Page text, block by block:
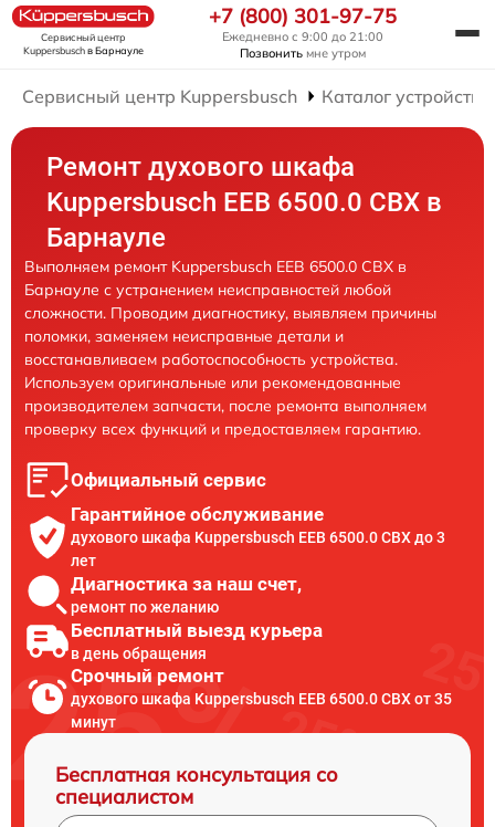
Сервисный центр
Kuppersbuschв Барнауле
+7 (800) 301-97-75
Ежедневно с 9:00 до 21:00
Позвонить мне утром
Сервисный центр Kuppersbusch Каталог устройств
Ремонт духового шкафа
Kuppersbusch EEB 6500.0 CBX в
Барнауле
Выполняем ремонт Kuppersbusch EEB 6500.0 CBX в
Барнауле с устранением неисправностей любой
сложности. Проводим диагностику, выявляем причины
поломки, заменяем неисправные детали и
восстанавливаем работоспособность устройства.
Используем оригинальные или рекомендованные
производителем запчасти, после ремонта выполняем
проверку всех функций и предоставляем гарантию.
Официальный сервис
Гарантийное обслуживание
духового шкафа Kuppersbusch EEB 6500.0 CBX до 3
лет
Диагностика за наш счет,
ремонт по желанию
Бесплатный выезд курьера
в день обращения
Срочный ремонт
духового шкафа Kuppersbusch EEB 6500.0 CBX от 35
минут
Бесплатная консультация со
специалистом